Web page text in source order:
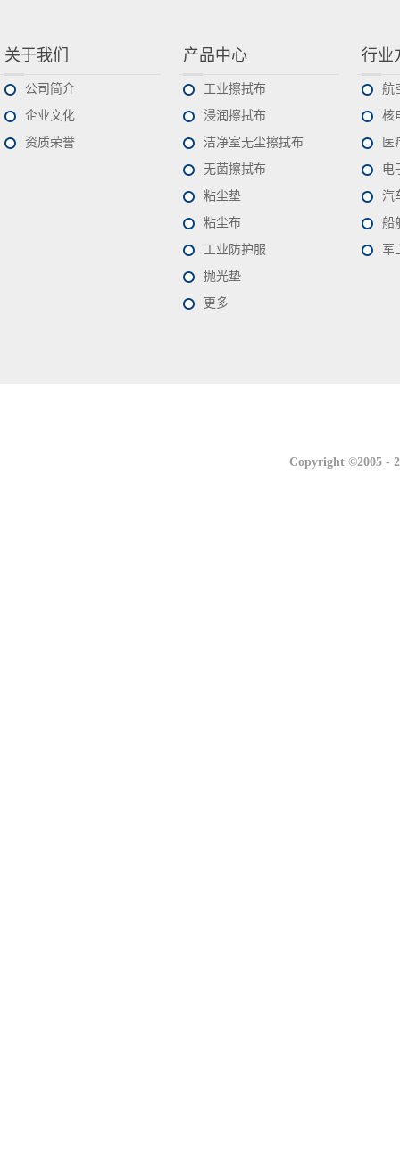
关于我们
公司简介
企业文化
资质荣誉
产品中心
工业擦拭布
浸润擦拭布
洁净室无尘擦拭布
无菌擦拭布
粘尘垫
粘尘布
工业防护服
抛光垫
更多
行业
航
核
医
电
汽
船
军
Copyright ©2005 -